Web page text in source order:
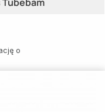
o